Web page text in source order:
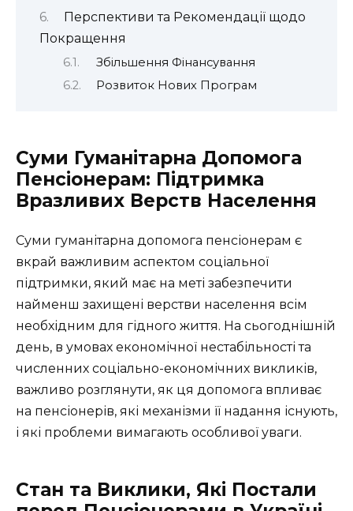
Перспективи та Рекомендації щодо
Покращення
Збільшення Фінансування
Розвиток Нових Програм
Суми Гуманітарна Допомога
Пенсіонерам: Підтримка
Вразливих Верств Населення
Суми гуманітарна допомога пенсіонерам є
вкрай важливим аспектом соціальної
підтримки, який має на меті забезпечити
найменш захищені верстви населення всім
необхідним для гідного життя. На сьогоднішній
день, в умовах економічної нестабільності та
численних соціально-економічних викликів,
важливо розглянути, як ця допомога впливає
на пенсіонерів, які механізми її надання існують,
і які проблеми вимагають особливої уваги.
Стан та Виклики, Які Постали